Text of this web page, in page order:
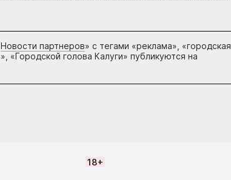
Новости партнеров» с тегами «реклама», «городская
«Городской голова Калуги» публикуются на
18+